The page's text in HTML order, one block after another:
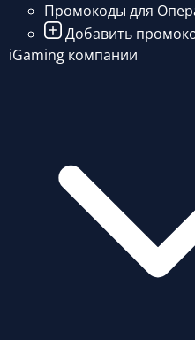
Промокоды для
Добавить
iGaming компании